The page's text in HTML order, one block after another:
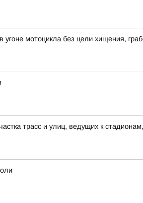
мотоцикла без цели хищения,
трасс и улиц, ведущих к